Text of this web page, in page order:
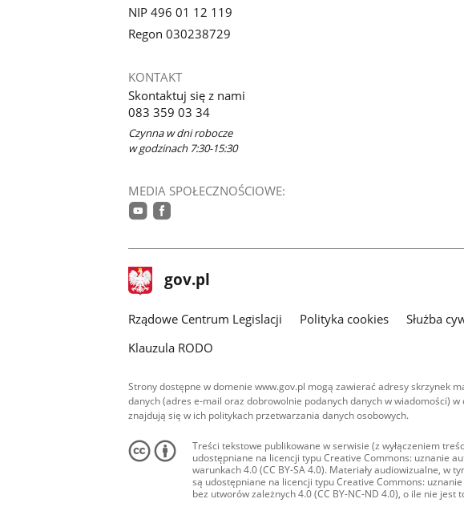
NIP 496 01 12 119
Regon 030238729
KONTAKT
Skontaktuj się z nami
083 359 03 34
Czynna w dni robocze
w godzinach 7:30-15:30
MEDIA SPOŁECZNOŚCIOWE:
stopka
gov.pl Strona
gov.pl
Rządowe Centrum Legislacji Polityka cookies Służba
Klauzula RODO
Strony dostępne w domenie www.gov.pl mogą zawierać adresy skrzynek
danych (adres e-mail oraz dobrowolnie podanych danych w wiadomości)
znajdują się w ich politykach przetwarzania danych osobowych.
Treści tekstowe publikowane w serwisie (z wyłączeniem
udostępniane na licencji typu Creative Commons: uznanie
warunkach 4.0 (CC BY-SA 4.0). Materiały audiowizualne, w
są udostępniane na licencji typu Creative Commons:
bez utworów zależnych 4.0 (CC BY-NC-ND 4.0), o ile nie jest